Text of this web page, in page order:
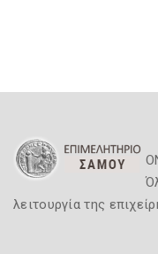
λειτουργία της